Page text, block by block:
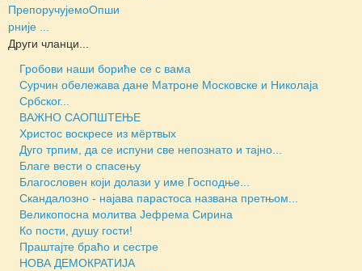
ПрепоручујемоОпши
рније ...
Други чланци...
Гробови наши бориће се с вама
Сурчин обележава дане Матроне Московске и Николаја
Србског...
ВАЖНО САОПШТЕЊЕ
Христос воскресе из мёртвых
Дуго трпим, да се испуни све непознато и тајно...
Благе вести о спасењу
Благословен који долази у име Господње...
Скандалозно - најава парастоса названа претњом...
Великопосна молитва Јефрема Сирина
Ко пости, душу гости!
Праштајте браћо и сестре
НОВА ДЕМОКРАТИЈА